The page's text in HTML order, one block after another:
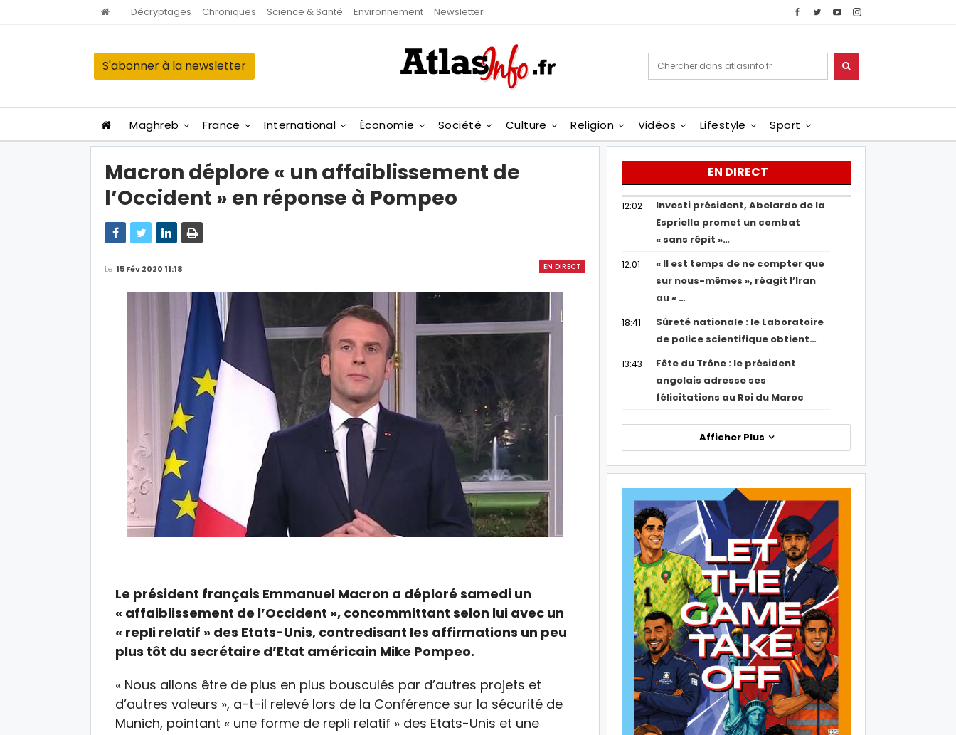
Décryptages Chroniques Science & Santé Environnement Newsletter
S'abonner à la newsletter
Maghreb France International Économie Société Culture Religion Vidéos Lifestyle Sport
Macron déplore « un affaiblissement de
l’Occident » en réponse à Pompeo
EN DIRECT
Le 15 Fév 2020 11:18
Le président français Emmanuel Macron a déploré samedi un
« affaiblissement de l’Occident », concommittant selon lui avec un
« repli relatif » des Etats-Unis, contredisant les affirmations un peu
plus tôt du secrétaire d’Etat américain Mike Pompeo.
« Nous allons être de plus en plus bousculés par d’autres projets et
d’autres valeurs », a-t-il relevé lors de la Conférence sur la sécurité de
Munich, pointant « une forme de repli relatif » des Etats-Unis et une
EN DIRECT
12:02
Investi président, Abelardo de la
Espriella promet un combat
« sans répit »…
12:01
« Il est temps de ne compter que
sur nous-mêmes », réagit l’Iran
au « …
18:41
Sûreté nationale : le Laboratoire
de police scientifique obtient…
13:43
Fête du Trône : le président
angolais adresse ses
félicitations au Roi du Maroc
Afficher Plus